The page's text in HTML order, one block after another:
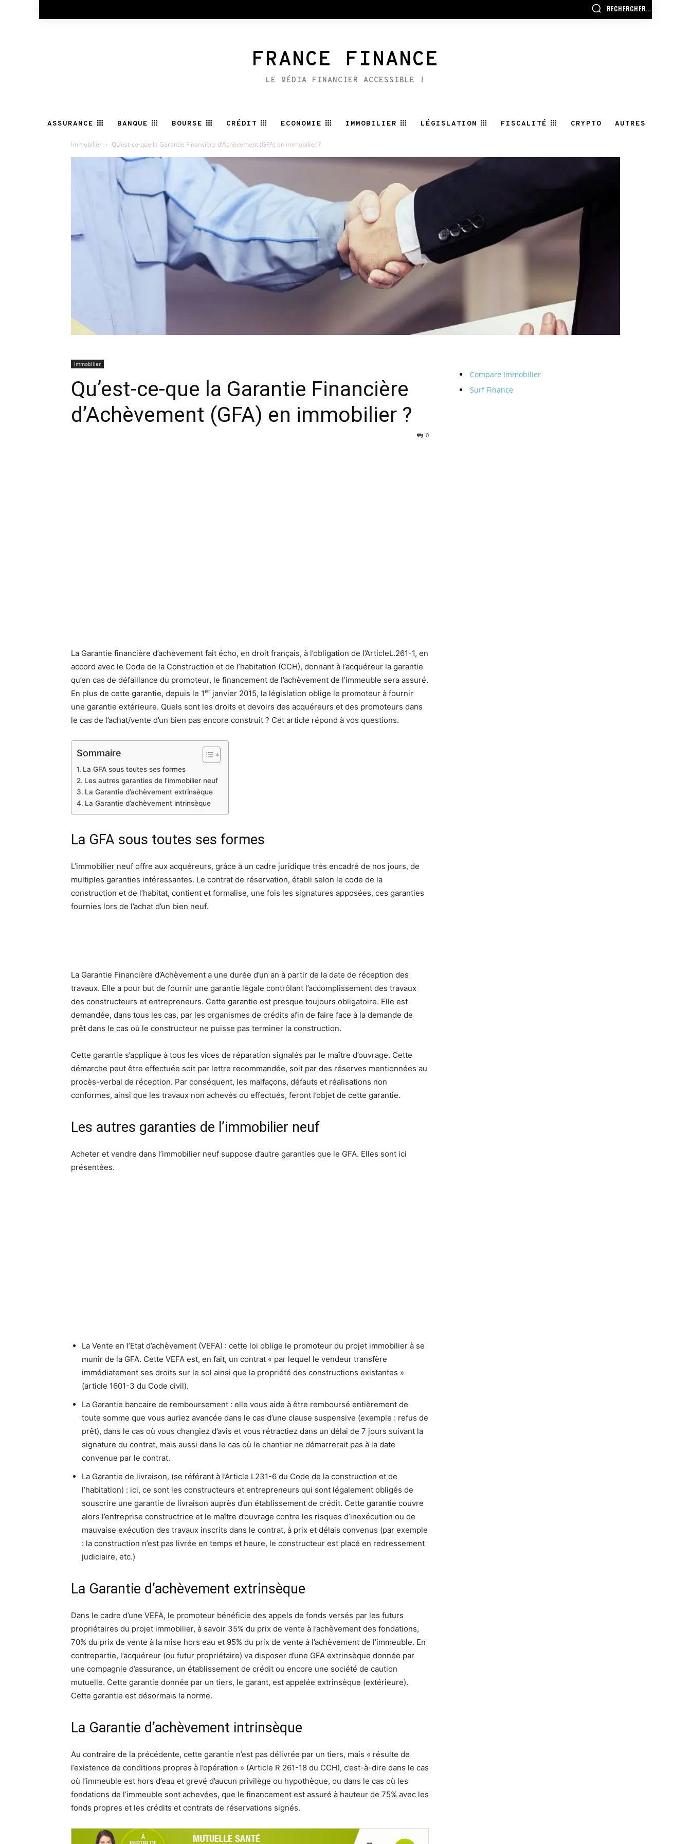
RECHERCHER...
FRANCE FINANCE
LE MÉDIA FINANCIER ACCESSIBLE !
ASSURANCE BANQUE BOURSE CRÉDIT ECONOMIE IMMOBILIER LÉGISLATION FISCALITÉ CRYPTO AUTRES
Immobilier Qu’est-ce-que la Garantie Financière d’Achèvement (GFA) en immobilier ?
Immobilier
Qu’est-ce-que la Garantie Financière
d’Achèvement (GFA) en immobilier ?
0
La Garantie financière d’achèvement fait écho, en droit français, à l’obligation de l’ArticleL.261-1, en
accord avec le Code de la Construction et de l’habitation (CCH), donnant à l’acquéreur la garantie
qu’en cas de défaillance du promoteur, le financement de l’achèvement de l’immeuble sera assuré.
En plus de cette garantie, depuis le 1er janvier 2015, la législation oblige le promoteur à fournir
une garantie extérieure. Quels sont les droits et devoirs des acquéreurs et des promoteurs dans
le cas de l’achat/vente d’un bien pas encore construit ? Cet article répond à vos questions.
Sommaire
La GFA sous toutes ses formes
Les autres garanties de l’immobilier neuf
La Garantie d’achèvement extrinsèque
La Garantie d’achèvement intrinsèque
La GFA sous toutes ses formes
L’immobilier neuf offre aux acquéreurs, grâce à un cadre juridique très encadré de nos jours, de
multiples garanties intéressantes. Le contrat de réservation, établi selon le code de la
construction et de l’habitat, contient et formalise, une fois les signatures apposées, ces garanties
fournies lors de l’achat d’un bien neuf.
La Garantie Financière d’Achèvement a une durée d’un an à partir de la date de réception des
travaux. Elle a pour but de fournir une garantie légale contrôlant l’accomplissement des travaux
des constructeurs et entrepreneurs. Cette garantie est presque toujours obligatoire. Elle est
demandée, dans tous les cas, par les organismes de crédits afin de faire face à la demande de
prêt dans le cas où le constructeur ne puisse pas terminer la construction.
Cette garantie s’applique à tous les vices de réparation signalés par le maître d’ouvrage. Cette
démarche peut être effectuée soit par lettre recommandée, soit par des réserves mentionnées au
procès-verbal de réception. Par conséquent, les malfaçons, défauts et réalisations non
conformes, ainsi que les travaux non achevés ou effectués, feront l’objet de cette garantie.
Les autres garanties de l’immobilier neuf
Acheter et vendre dans l’immobilier neuf suppose d’autre garanties que le GFA. Elles sont ici
présentées.
La Vente en l’Etat d’achèvement (VEFA) : cette loi oblige le promoteur du projet immobilier à se
munir de la GFA. Cette VEFA est, en fait, un contrat « par lequel le vendeur transfère
immédiatement ses droits sur le sol ainsi que la propriété des constructions existantes »
(article 1601-3 du Code civil).
La Garantie bancaire de remboursement : elle vous aide à être remboursé entièrement de
toute somme que vous auriez avancée dans le cas d’une clause suspensive (exemple : refus de
prêt), dans le cas où vous changiez d’avis et vous rétractiez dans un délai de 7 jours suivant la
signature du contrat, mais aussi dans le cas où le chantier ne démarrerait pas à la date
convenue par le contrat.
La Garantie de livraison, (se référant à l’Article L231-6 du Code de la construction et de
l’habitation) : ici, ce sont les constructeurs et entrepreneurs qui sont légalement obligés de
souscrire une garantie de livraison auprès d’un établissement de crédit. Cette garantie couvre
alors l’entreprise constructrice et le maître d’ouvrage contre les risques d’inexécution ou de
mauvaise exécution des travaux inscrits dans le contrat, à prix et délais convenus (par exemple
: la construction n’est pas livrée en temps et heure, le constructeur est placé en redressement
judiciaire, etc.)
La Garantie d’achèvement extrinsèque
Dans le cadre d’une VEFA, le promoteur bénéficie des appels de fonds versés par les futurs
propriétaires du projet immobilier, à savoir 35% du prix de vente à l’achèvement des fondations,
70% du prix de vente à la mise hors eau et 95% du prix de vente à l’achèvement de l’immeuble. En
contrepartie, l’acquéreur (ou futur propriétaire) va disposer d’une GFA extrinsèque donnée par
une compagnie d’assurance, un établissement de crédit ou encore une société de caution
mutuelle. Cette garantie donnée par un tiers, le garant, est appelée extrinsèque (extérieure).
Cette garantie est désormais la norme.
La Garantie d’achèvement intrinsèque
Au contraire de la précédente, cette garantie n’est pas délivrée par un tiers, mais « résulte de
l’existence de conditions propres à l’opération » (Article R 261-18 du CCH), c’est-à-dire dans le cas
où l’immeuble est hors d’eau et grevé d’aucun privilège ou hypothèque, ou dans le cas où les
fondations de l’immeuble sont achevées, que le financement est assuré à hauteur de 75% avec les
fonds propres et les crédits et contrats de réservations signés.
Compare Immobilier
Surf Finance